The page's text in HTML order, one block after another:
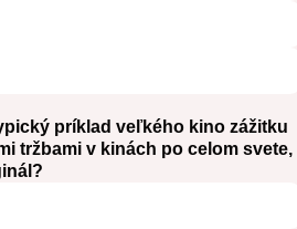
príklad veľkého kino zážitku
tržbami v kinách po celom svete,